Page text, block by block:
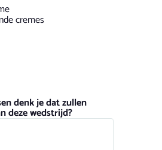
cremes
denk je dat zullen
deze wedstrijd?